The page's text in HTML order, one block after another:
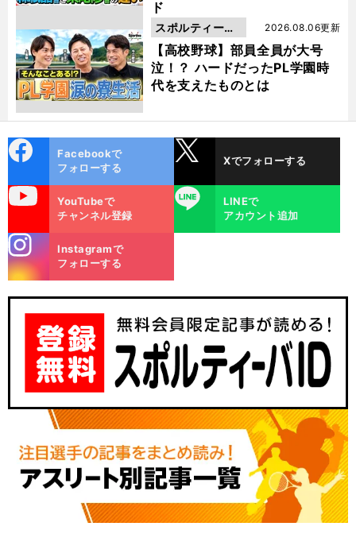
ド
【高校野球】部員全員が大号
泣！？ ハードだったPL学園時
代を支えたものとは
2026.08.06更新
スポルティーバ
動画
ok
Facebookで
フォローする
Xでフォローする
YouTubeで
チャンネル登録
LINE
LINEで
アカウント追加
m
Instagramで
フォローする